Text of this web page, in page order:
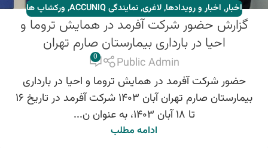
اخبار, اخبار و رویدادها,لاغری,نمایندگی ACCUNIQ , ورکشاپ ها
گزارش حضور شرکت آفرمد در همایش تروما و
احیا در بارداری بیمارستان صارم تهران
Public Admin
0
حضور شرکت آفرمد در همایش تروما و احیا در بارداری
بیمارستان صارم تهران آبان ۱۴۰۳ شرکت آفرمد در تاریخ ۱۶
تا ۱۸ آبان ۱۴۰۳، به عنوان ن...
ادامه مطلب